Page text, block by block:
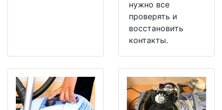
нужно все
проверять и
восстановить
контакты.